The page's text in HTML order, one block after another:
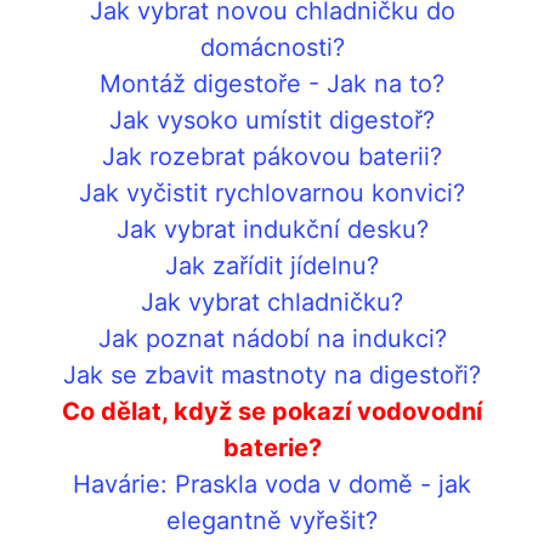
Jak vybrat novou chladničku do
domácnosti?
Montáž digestoře - Jak na to?
Jak vysoko umístit digestoř?
Jak rozebrat pákovou baterii?
Jak vyčistit rychlovarnou konvici?
Jak vybrat indukční desku?
Jak zařídit jídelnu?
Jak vybrat chladničku?
Jak poznat nádobí na indukci?
Jak se zbavit mastnoty na digestoři?
Co dělat, když se pokazí vodovodní
baterie?
Havárie: Praskla voda v domě - jak
elegantně vyřešit?